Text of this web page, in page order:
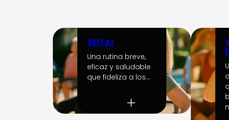
SEITAI
Una rutina breve,
eficaz y saludable
que fideliza a los…